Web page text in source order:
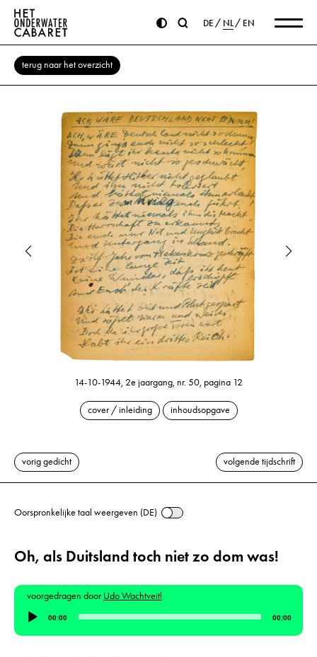
DE NL EN
terug naar het overzicht
14-10-1944, 2e jaargang, nr. 50, pagina 12
cover / inleiding inhoudsopgave
vorig gedicht volgende tijdschrift
Oorspronkelijke taal weergeven (DE)
Oh, als Duitsland toch niet zo dom was!
voorgedragen door Udo Wachtveitl
Audiospeler
00:00 00:00